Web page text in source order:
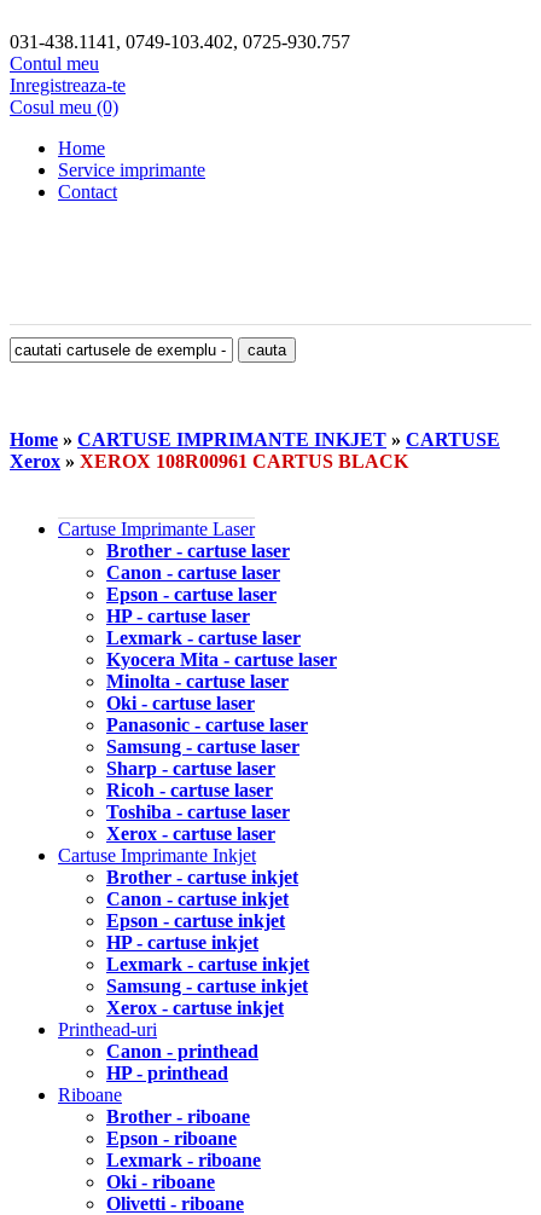
031-438.1141, 0749-103.402, 0725-930.757
Contul meu
Inregistreaza-te
Cosul meu (0)
Home
Service imprimante
Contact
Home » CARTUSE IMPRIMANTE INKJET » CARTUSE
Xerox » XEROX 108R00961 CARTUS BLACK
Cartuse Imprimante Laser
Brother - cartuse laser
Canon - cartuse laser
Epson - cartuse laser
HP - cartuse laser
Lexmark - cartuse laser
Kyocera Mita - cartuse laser
Minolta - cartuse laser
Oki - cartuse laser
Panasonic - cartuse laser
Samsung - cartuse laser
Sharp - cartuse laser
Ricoh - cartuse laser
Toshiba - cartuse laser
Xerox - cartuse laser
Cartuse Imprimante Inkjet
Brother - cartuse inkjet
Canon - cartuse inkjet
Epson - cartuse inkjet
HP - cartuse inkjet
Lexmark - cartuse inkjet
Samsung - cartuse inkjet
Xerox - cartuse inkjet
Printhead-uri
Canon - printhead
HP - printhead
Riboane
Brother - riboane
Epson - riboane
Lexmark - riboane
Oki - riboane
Olivetti - riboane